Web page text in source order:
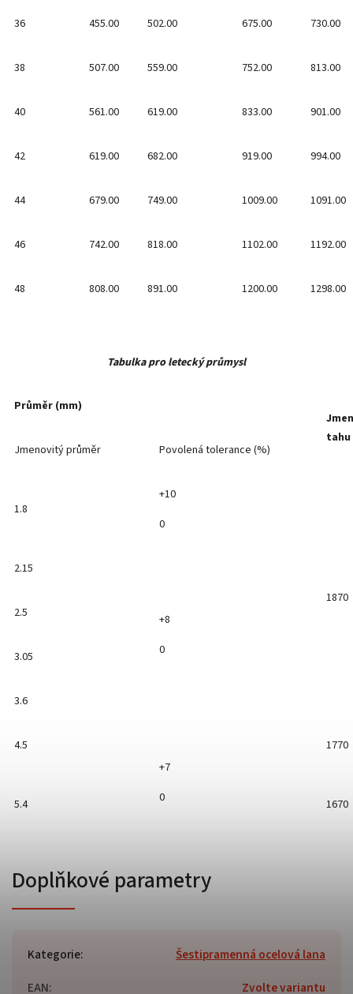
36 455.00 502.00 675.00 730.00
38 507.00 559.00 752.00 813.00
40 561.00 619.00 833.00 901.00
42 619.00 682.00 919.00 994.00
44 679.00 749.00 1009.00 1091.00
46 742.00 818.00 1102.00 1192.00
48 808.00 891.00 1200.00 1298.00
Tabulka pro letecký průmysl
Průměr (mm)
tahu
Jmenovitý průměr
Povolená tolerance (%)
1.8
+10
0
1870
2.15
+8
0
2.5
3.05
3.6
4.5
+7
0
1770
5.4 1670
Doplňkové parametry
Kategorie:
Šestipramenná ocelová lana
EAN: Zvolte variantu